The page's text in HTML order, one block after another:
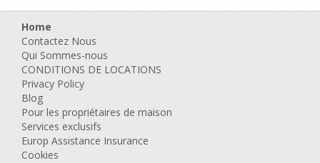
Zone:Poppi - La toscane Voir la carte
Type de maison:
Personnes: 28
Chambres doubles:
Salles de bains:14
Piscine:Piscine privée